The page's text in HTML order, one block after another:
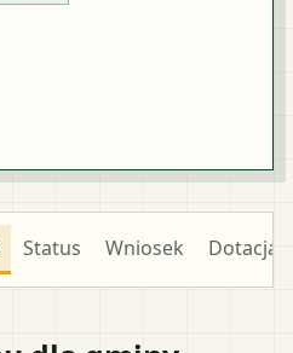
Status Wniosek Dotacja